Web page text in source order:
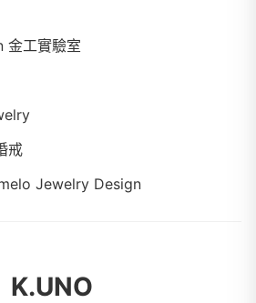
金工實驗室
戒
Jewelry Design
K.UNO